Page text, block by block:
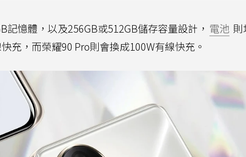
記憶體，以及256GB或512GB儲存容量設計， 電池
充，而榮耀90 Pro則會換成100W有線快充。